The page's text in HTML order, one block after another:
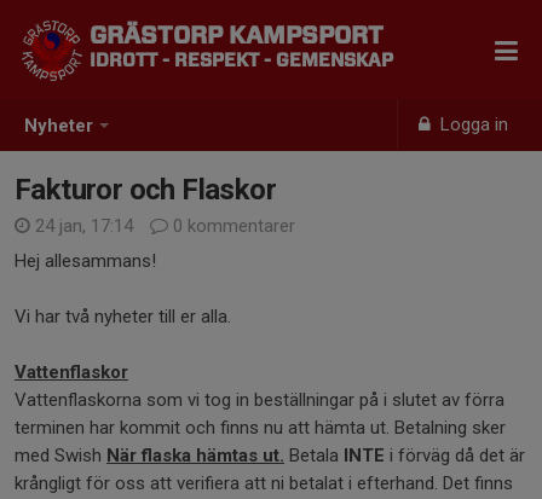
Nyheter Logga in
GRÄSTORP KAMPSPORT
IDROTT - RESPEKT - GEMENSKAP
Fakturor och Flaskor
24 jan, 17:14
0 kommentarer
Hej allesammans!
Vi har två nyheter till er alla.
Vattenflaskor
Vattenflaskorna som vi tog in beställningar på i slutet av förra
terminen har kommit och finns nu att hämta ut. Betalning sker
med Swish När flaska hämtas ut. Betala INTE i förväg då det är
krångligt för oss att verifiera att ni betalat i efterhand. Det finns